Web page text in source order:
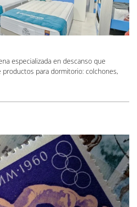
especializada en descanso que
para dormitorio: colchones,